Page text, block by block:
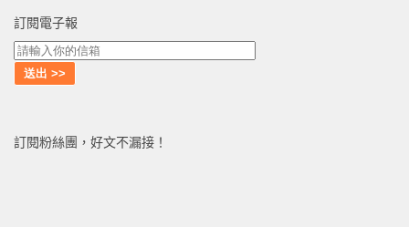
訂閱電子報
訂閱粉絲團，好文不漏接！